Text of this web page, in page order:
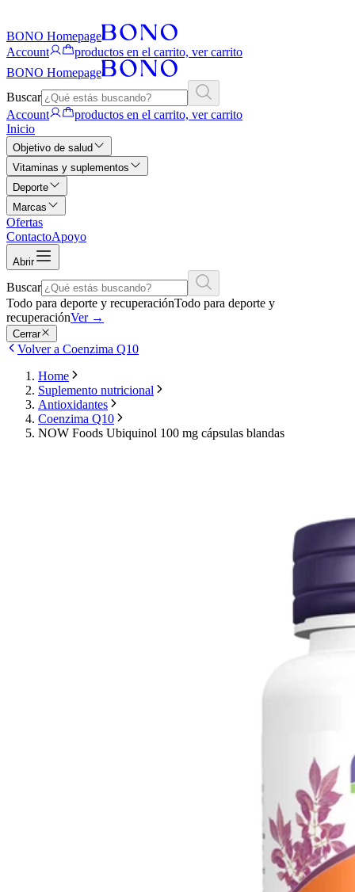
BONO Homepage
Account
productos en el carrito, ver carrito
BONO Homepage
Buscar
Account
productos en el carrito, ver carrito
Inicio
Objetivo de salud
Vitaminas y suplementos
Deporte
Marcas
Ofertas
ContactoApoyo
Abrir
Buscar
Todo para deporte y recuperaciónTodo para deporte y
recuperaciónVer →
Cerrar
Volver a Coenzima Q10
Home
Suplemento nutricional
Antioxidantes
Coenzima Q10
NOW Foods Ubiquinol 100 mg cápsulas blandas